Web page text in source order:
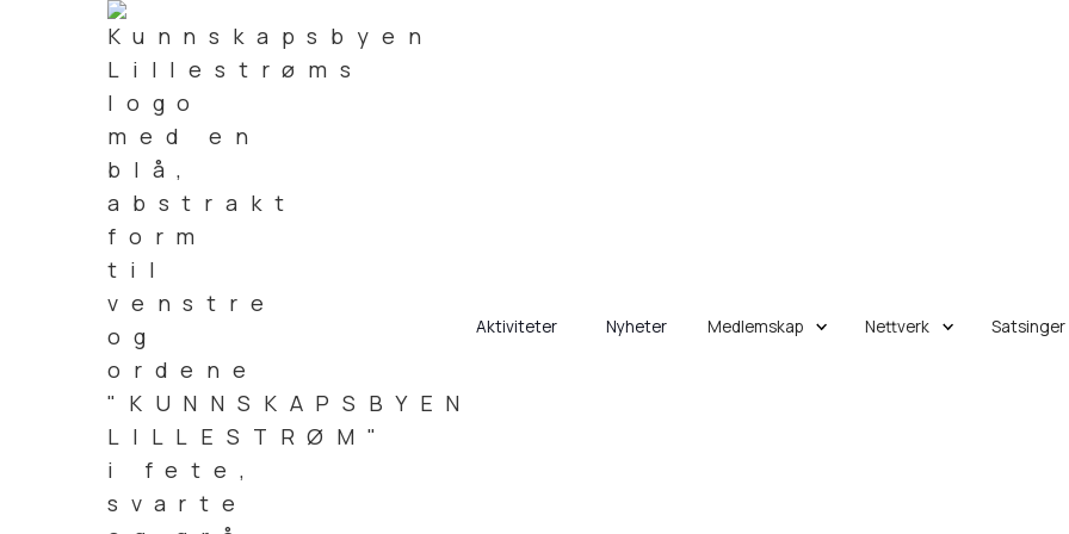
Aktiviteter Nyheter Medlemskap Nettverk Satsinger